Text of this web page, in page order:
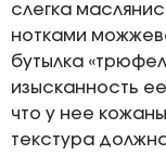
слегка
нотками
бутылка
изысканность
что у нее
текстура